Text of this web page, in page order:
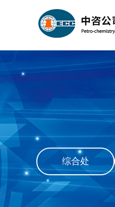
综合处